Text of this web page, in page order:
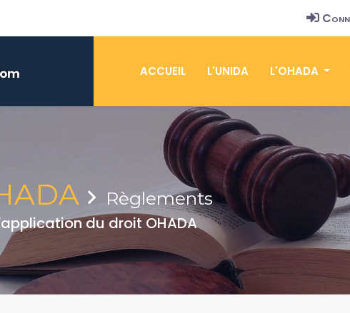
ACCUEIL L'UNIDA L'OHADA
Règlements
du droit OHADA